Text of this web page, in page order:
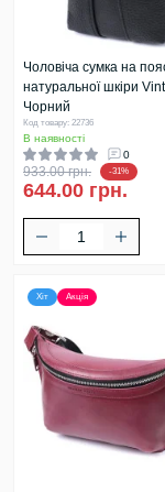
Чоловіча сумка на
натуральної шкіри
Чорний
Код товару: 22736
В наявності
0
933.00 грн. -31%
644.00 грн.
Хіт Акція